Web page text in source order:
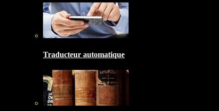
Traducteur automatique